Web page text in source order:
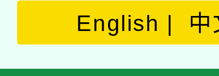
English 中